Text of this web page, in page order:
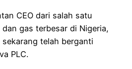
CEO dari salah satu
gas terbesar di Nigeria,
sekarang telah berganti
PLC.